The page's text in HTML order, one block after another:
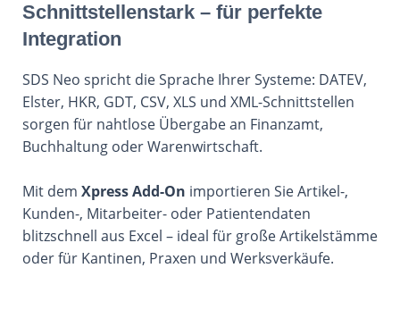
Schnittstellenstark – für perfekte
Integration
SDS Neo spricht die Sprache Ihrer Systeme: DATEV,
Elster, HKR, GDT, CSV, XLS und XML-Schnittstellen
sorgen für nahtlose Übergabe an Finanzamt,
Buchhaltung oder Warenwirtschaft.
Mit dem Xpress Add-On importieren Sie Artikel-,
Kunden-, Mitarbeiter- oder Patientendaten
blitzschnell aus Excel – ideal für große Artikelstämme
oder für Kantinen, Praxen und Werksverkäufe.